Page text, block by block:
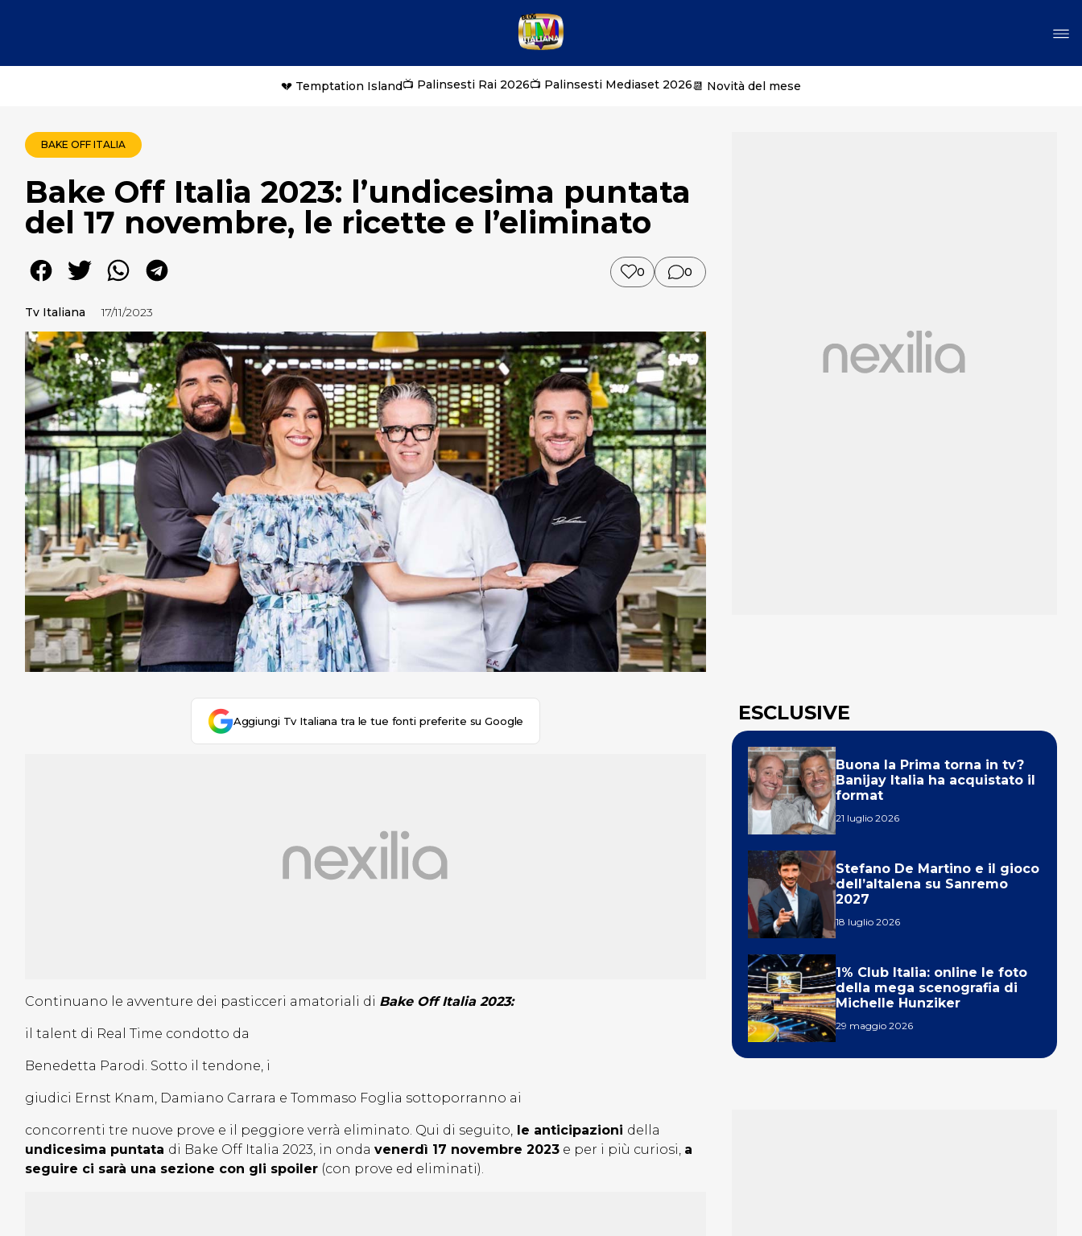
💔 Temptation Island📺 Palinsesti Rai 2026📺 Palinsesti Mediaset 2026📆 Novità del mese
BAKE OFF ITALIA
Bake Off Italia 2023: l’undicesima puntata
del 17 novembre, le ricette e l’eliminato
0 0
Tv Italiana 17/11/2023
Aggiungi Tv Italiana tra le tue fonti preferite su Google
Continuano le avventure dei pasticceri amatoriali di Bake Off Italia 2023:
il talent di Real Time condotto da
Benedetta Parodi. Sotto il tendone, i
giudici Ernst Knam, Damiano Carrara e Tommaso Foglia sottoporranno ai
concorrenti tre nuove prove e il peggiore verrà eliminato. Qui di seguito, le anticipazioni della
undicesima puntata di Bake Off Italia 2023, in onda venerdì 17 novembre 2023 e per i più curiosi, a
seguire ci sarà una sezione con gli spoiler (con prove ed eliminati).
ESCLUSIVE
Buona la Prima torna in tv?
Banijay Italia ha acquistato il
format
21 luglio 2026
Stefano De Martino e il gioco
dell’altalena su Sanremo
2027
18 luglio 2026
1% Club Italia: online le foto
della mega scenografia di
Michelle Hunziker
29 maggio 2026